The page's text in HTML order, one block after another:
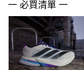
請求用戶進行身份認證。
５．嚴禁一人註冊多個帳
恩沛科技股份有限公司將
一 必買清單 一